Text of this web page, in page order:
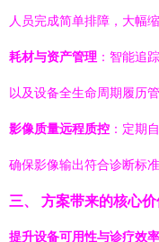
人员完成简单排障，大幅
耗材与资产管理 ：智能追
以及设备全生命周期履历管
影像质量远程质控 ：定期
确保影像输出符合诊断标准
三、 方案带来的核心
提升设备可用性与诊疗效率